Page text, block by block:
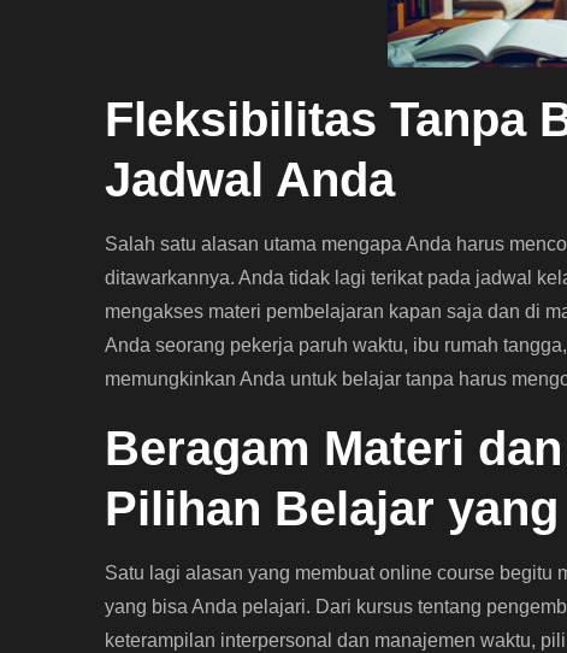
Fleksibilitas Tanpa
Jadwal Anda
Salah satu alasan utama mengapa Anda harus
ditawarkannya. Anda tidak lagi terikat pada jadwal
mengakses materi pembelajaran kapan saja dan di
Anda seorang pekerja paruh waktu, ibu rumah
memungkinkan Anda untuk belajar tanpa harus
Beragam Materi
Pilihan Belajar yang
Satu lagi alasan yang membuat online course begitu
yang bisa Anda pelajari. Dari kursus tentang
keterampilan interpersonal dan manajemen waktu,